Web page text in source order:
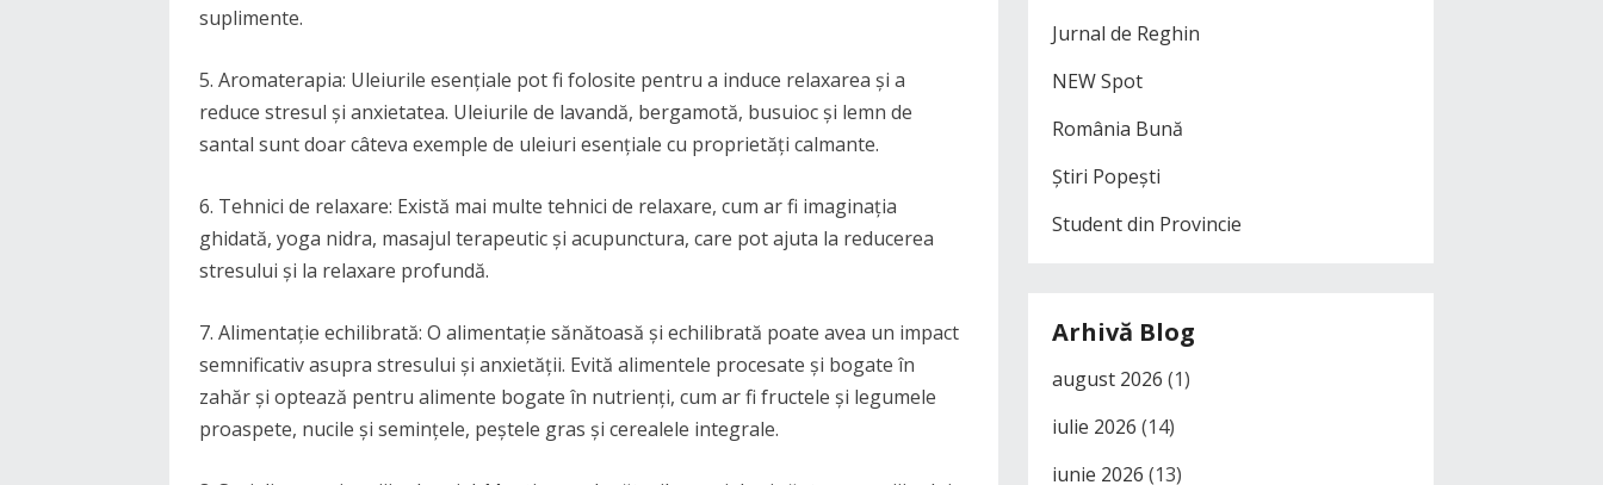
suplimente.
5. Aromaterapia: Uleiurile esențiale pot fi folosite pentru a induce relaxarea și a
reduce stresul și anxietatea. Uleiurile de lavandă, bergamotă, busuioc și lemn de
santal sunt doar câteva exemple de uleiuri esențiale cu proprietăți calmante.
6. Tehnici de relaxare: Există mai multe tehnici de relaxare, cum ar fi imaginația
ghidată, yoga nidra, masajul terapeutic și acupunctura, care pot ajuta la reducerea
stresului și la relaxare profundă.
7. Alimentație echilibrată: O alimentație sănătoasă și echilibrată poate avea un impact
semnificativ asupra stresului și anxietății. Evită alimentele procesate și bogate în
zahăr și optează pentru alimente bogate în nutrienți, cum ar fi fructele și legumele
proaspete, nucile și semințele, peștele gras și cerealele integrale.
Jurnal de Reghin
NEW Spot
România Bună
Știri Popești
Student din Provincie
Arhivă Blog
august 2026 (1)
iulie 2026 (14)
iunie 2026 (13)